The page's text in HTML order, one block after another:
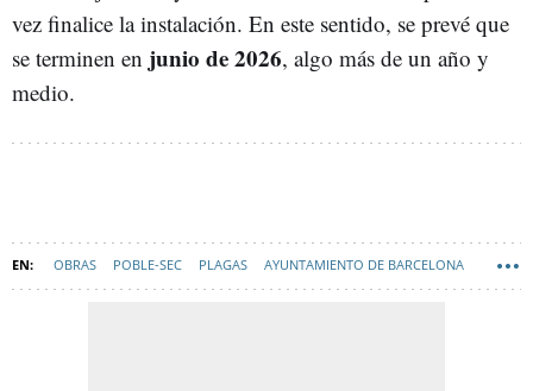
vez finalice la instalación. En este sentido, se prevé que
se terminen en junio de 2026, algo más de un año y
medio.
OBRAS POBLE-SEC PLAGAS AYUNTAMIENTO DE BARCELONA